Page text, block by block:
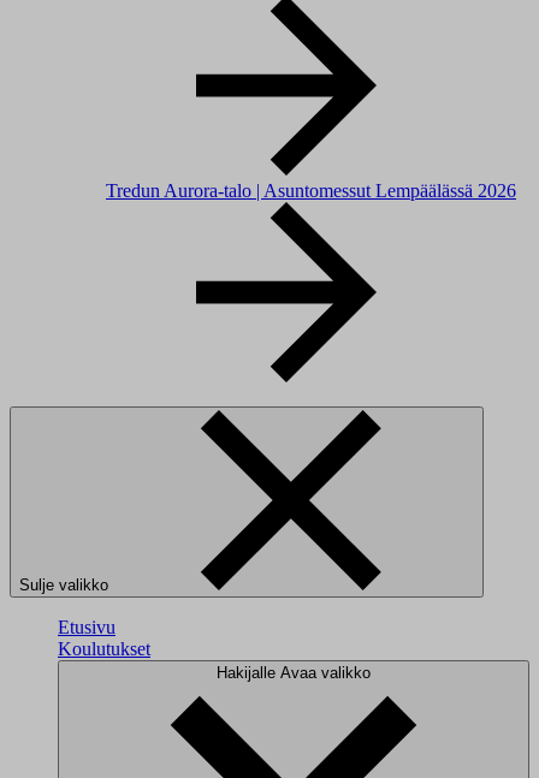
Tredun Aurora-talo | Asuntomessut Lempäälässä 2026
Sulje valikko
Etusivu
Koulutukset
Hakijalle Avaa valikko